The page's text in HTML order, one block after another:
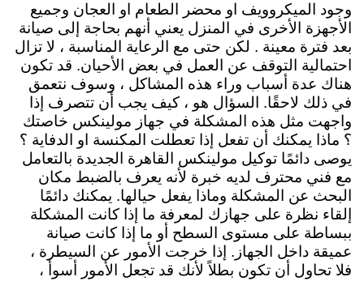
وجود الميكروويف او محضر الطعام او العجان وجميع
الأجهزة الأخرى في المنزل يعني أنهم بحاجة إلى صيانة
بعد فترة معينة . لكن حتى مع الرعاية المناسبة ، لا تزال
احتمالية التوقف عن العمل في بعض الأحيان. قد تكون
هناك عدة أسباب وراء هذه المشاكل ، وسوف نتعمق
في ذلك لاحقًا. السؤال هو ، كيف يجب أن تتصرف إذا
واجهت مثل هذه المشكلة في جهاز مولينكس خاصتك
؟ ماذا يمكنك أن تفعل إذا تعطلت المكنسة او الدفاية ؟
يوصى دائمًا توكيل مولينكس القاهرة الجديدة بالتعامل
مع فني محترف لديه خبرة لأنه يعرف بالضبط مكان
البحث عن المشكلة وماذا يفعل حيالها. يمكنك دائمًا
إلقاء نظرة على جهازك لمعرفة ما إذا كانت المشكلة
ببساطة على مستوى السطح أو ما إذا كانت صيانة
عميقة داخل الجهاز. إذا خرجت الأمور عن السيطرة ،
فلا تحاول أن تكون بطلاً لأنك قد تجعل الأمور أسوأ ،